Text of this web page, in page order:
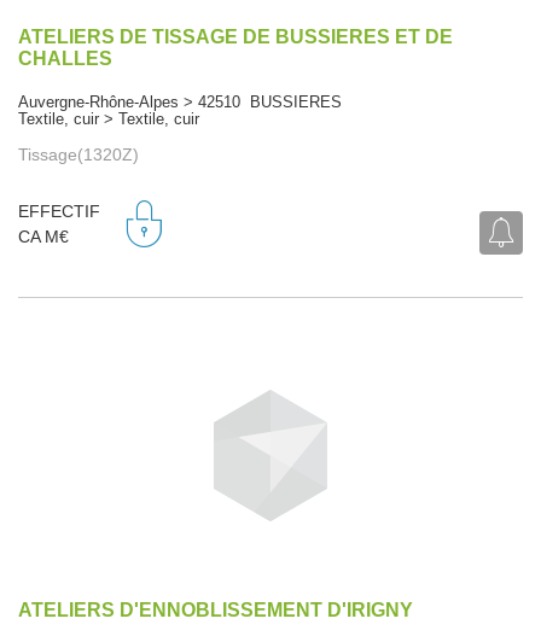
ATELIERS DE TISSAGE DE BUSSIERES ET DE
CHALLES
Auvergne-Rhône-Alpes > 42510 BUSSIERES
Textile, cuir > Textile, cuir
Tissage(1320Z)
EFFECTIF
CA M€
ATELIERS D'ENNOBLISSEMENT D'IRIGNY